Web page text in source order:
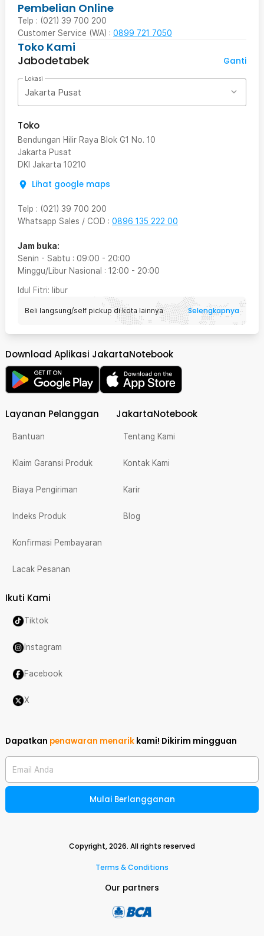
Pembelian Online
Telp : (021) 39 700 200
Customer Service (WA) : 0899 721 7050
Toko Kami
Jabodetabek
Ganti
Lokasi
Jakarta Pusat
Toko
Bendungan Hilir Raya Blok G1 No. 10
Jakarta Pusat
DKI Jakarta 10210
Lihat google maps
Telp : (021) 39 700 200
Whatsapp Sales / COD : 0896 135 222 00
Jam buka:
Senin - Sabtu : 09:00 - 20:00
Minggu/Libur Nasional : 12:00 - 20:00
Idul Fitri: libur
Beli langsung/self pickup di kota lainnya Selengkapnya
Download Aplikasi JakartaNotebook
Layanan Pelanggan
Bantuan
Klaim Garansi Produk
Biaya Pengiriman
Indeks Produk
Konfirmasi Pembayaran
Lacak Pesanan
JakartaNotebook
Tentang Kami
Kontak Kami
Karir
Blog
Ikuti Kami
Tiktok
Instagram
Facebook
X
Dapatkan penawaran menarik kami! Dikirim mingguan
Email Anda
Mulai Berlangganan
Copyright,2026. All rights reserved
Terms & Conditions
Our partners